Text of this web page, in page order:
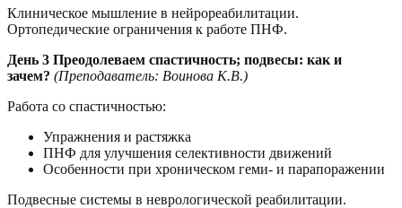
Клиническое мышление в нейрореабилитации.
Ортопедические ограничения к работе ПНФ.
День 3 Преодолеваем спастичность; подвесы: как и
зачем? (Преподаватель: Воинова К.В.)
Работа со спастичностью:
Упражнения и растяжка
ПНФ для улучшения селективности движений
Особенности при хроническом геми- и парапоражении
Подвесные системы в неврологической реабилитации.